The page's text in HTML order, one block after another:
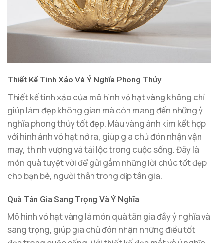
Thiết Kế Tinh Xảo Và Ý Nghĩa Phong Thủy
Thiết kế tinh xảo của mô hình vỏ hạt vàng không chỉ
giúp làm đẹp không gian mà còn mang đến những ý
nghĩa phong thủy tốt đẹp. Màu vàng ánh kim kết hợp
với hình ảnh vỏ hạt nở ra, giúp gia chủ đón nhận vận
may, thịnh vượng và tài lộc trong cuộc sống. Đây là
món quà tuyệt vời để gửi gắm những lời chúc tốt đẹp
cho bạn bè, người thân trong dịp tân gia.
Quà Tân Gia Sang Trọng Và Ý Nghĩa
Mô hình vỏ hạt vàng là món quà tân gia đầy ý nghĩa và
sang trọng, giúp gia chủ đón nhận những điều tốt